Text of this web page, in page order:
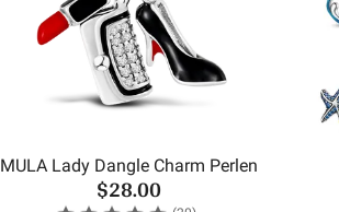
MULA Lady Dangle Charm Perlen
$28.00